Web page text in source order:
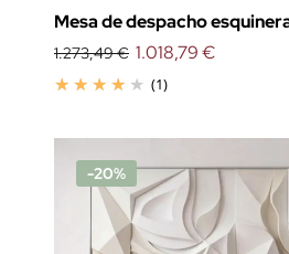
Mesa de despacho
1.273,49 €
(1)
1.018,79 €
-20%